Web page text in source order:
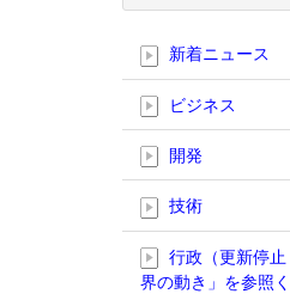
新着ニュース
ビジネス
開発
技術
行政（更新停
界の動き」を参照く